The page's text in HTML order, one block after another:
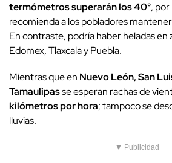
termómetros superarán los 40°, por
recomienda a los pobladores
En contraste, podría haber heladas en
Edomex, Tlaxcala y Puebla.
Mientras que en Nuevo León, San
Tamaulipasse esperan rachas de
kilómetros por hora; tampoco se
lluvias.
▼ Publicidad